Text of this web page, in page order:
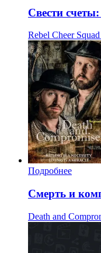
Свести
Rebel Cheer
Подробнее
Смерть и
Death and